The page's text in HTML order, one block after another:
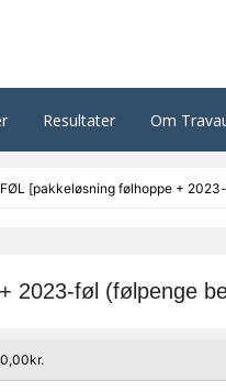
Resultater Om
FØL [pakkeløsning følhoppe +
2023-føl (følpenge